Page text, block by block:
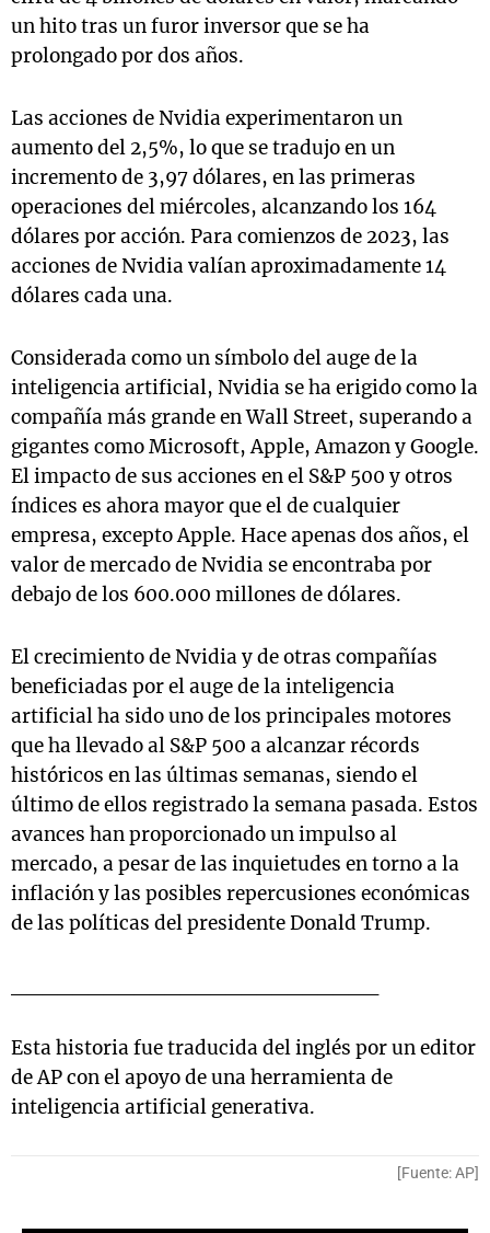
un hito tras un furor inversor que se ha
prolongado por dos años.
Las acciones de Nvidia experimentaron un
aumento del 2,5%, lo que se tradujo en un
incremento de 3,97 dólares, en las primeras
operaciones del miércoles, alcanzando los 164
dólares por acción. Para comienzos de 2023, las
acciones de Nvidia valían aproximadamente 14
dólares cada una.
Considerada como un símbolo del auge de la
inteligencia artificial, Nvidia se ha erigido como la
compañía más grande en Wall Street, superando a
gigantes como Microsoft, Apple, Amazon y Google.
El impacto de sus acciones en el S&P 500 y otros
índices es ahora mayor que el de cualquier
empresa, excepto Apple. Hace apenas dos años, el
valor de mercado de Nvidia se encontraba por
debajo de los 600.000 millones de dólares.
El crecimiento de Nvidia y de otras compañías
beneficiadas por el auge de la inteligencia
artificial ha sido uno de los principales motores
que ha llevado al S&P 500 a alcanzar récords
históricos en las últimas semanas, siendo el
último de ellos registrado la semana pasada. Estos
avances han proporcionado un impulso al
mercado, a pesar de las inquietudes en torno a la
inflación y las posibles repercusiones económicas
de las políticas del presidente Donald Trump.
Esta historia fue traducida del inglés por un editor
de AP con el apoyo de una herramienta de
inteligencia artificial generativa.
[Fuente: AP]